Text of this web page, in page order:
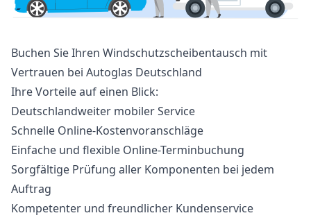
Buchen Sie Ihren Windschutzscheibentausch mit
Vertrauen bei Autoglas Deutschland
Ihre Vorteile auf einen Blick:
Deutschlandweiter mobiler Service
Schnelle Online-Kostenvoranschläge
Einfache und flexible Online-Terminbuchung
Sorgfältige Prüfung aller Komponenten bei jedem
Auftrag
Kompetenter und freundlicher Kundenservice